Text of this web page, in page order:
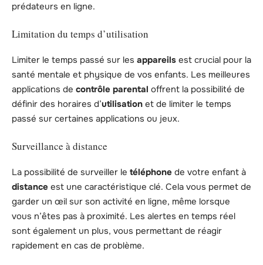
prédateurs en ligne.
Limitation du temps d’utilisation
Limiter le temps passé sur les appareils est crucial pour la
santé mentale et physique de vos enfants. Les meilleures
applications de contrôle parental offrent la possibilité de
définir des horaires d’utilisation et de limiter le temps
passé sur certaines applications ou jeux.
Surveillance à distance
La possibilité de surveiller le téléphone de votre enfant à
distance est une caractéristique clé. Cela vous permet de
garder un œil sur son activité en ligne, même lorsque
vous n’êtes pas à proximité. Les alertes en temps réel
sont également un plus, vous permettant de réagir
rapidement en cas de problème.